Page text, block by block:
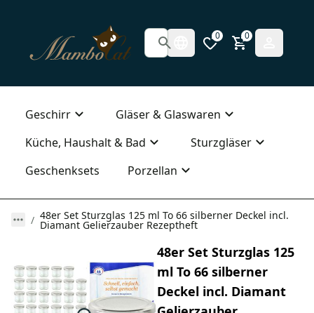
0 0
Geschirr
Gläser & Glaswaren
Küche, Haushalt & Bad
Sturzgläser
Geschenksets
Porzellan
48er Set Sturzglas 125 ml To 66 silberner Deckel incl.
Diamant Gelierzauber Rezeptheft
48er Set Sturzglas 125
ml To 66 silberner
Deckel incl. Diamant